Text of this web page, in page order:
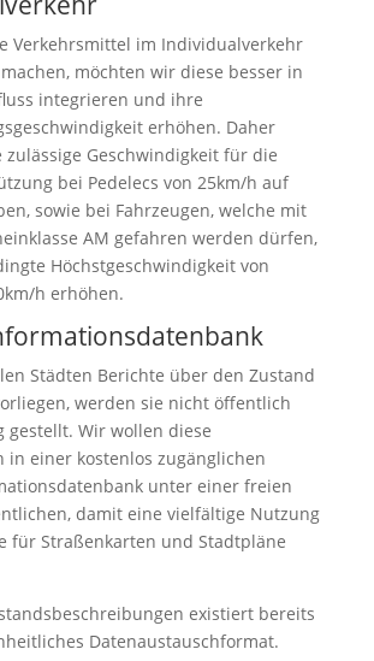
Verkehrsmittel im Individualverkehr
möchten wir diese besser in
integrieren und ihre
erhöhen. Daher
Geschwindigkeit für die
bei Pedelecs von 25km/h auf
sowie bei Fahrzeugen, welche mit
AM gefahren werden dürfen,
Höchstgeschwindigkeit von
h erhöhen.
Städten Berichte über den Zustand
werden sie nicht öffentlich
gestellt. Wir wollen diese
in einer kostenlos zugänglichen
unter einer freien
damit eine vielfältige Nutzung
für Straßenkarten und Stadtpläne
existiert bereits
Datenaustauschformat.